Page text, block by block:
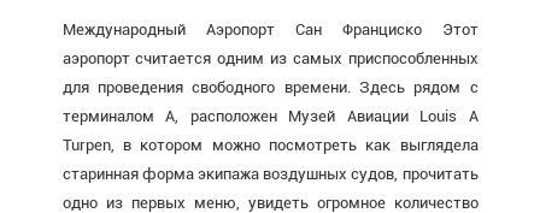
Международный Аэропорт Сан Франциско Этот
аэропорт считается одним из самых приспособленных
для проведения свободного времени. Здесь рядом с
терминалом А, расположен Музей Авиации Louis A
Turpen, в котором можно посмотреть как выглядела
старинная форма экипажа воздушных судов, прочитать
одно из первых меню, увидеть огромное количество